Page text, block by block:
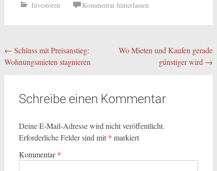
Investoren Kommentar hinterlassen
Beitragsnavigation
← Schluss mit Preisanstieg:
Wohnungsmieten stagnieren
Wo Mieten und Kaufen gerade
günstiger wird →
Schreibe einen Kommentar
Deine E-Mail-Adresse wird nicht veröffentlicht.
Erforderliche Felder sind mit * markiert
Kommentar*